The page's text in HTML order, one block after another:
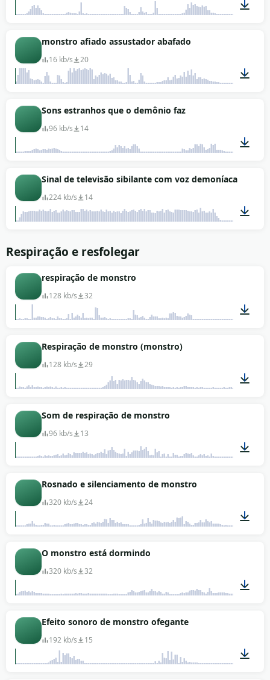
monstro afiado assustador abafado
16 kb/s 20
Sons estranhos que o demônio faz
96 kb/s 14
00:11
Sinal de televisão sibilante com voz demoníaca
224 kb/s 14
Respiração e resfolegar
respiração de monstro
128 kb/s 32
Respiração de monstro (monstro)
128 kb/s 29
Som de respiração de monstro
96 kb/s 13
Rosnado e silenciamento de monstro
320 kb/s 24
O monstro está dormindo
320 kb/s 32
Efeito sonoro de monstro ofegante
192 kb/s 15